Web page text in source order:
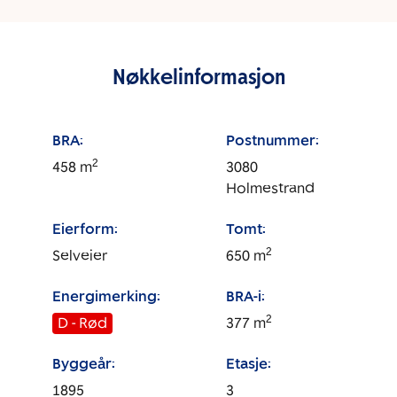
Nøkkelinformasjon
BRA:
458 m2
Postnummer:
3080
Holmestrand
Eierform:
Selveier
Tomt:
650 m2
Energimerking:
D - Rød
BRA-i:
377 m2
Byggeår:
1895
Etasje:
3